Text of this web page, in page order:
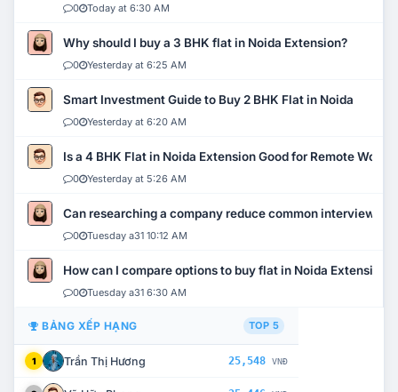
0 Today at 6:30 AM
Why should I buy a 3 BHK flat in Noida Extension?
0 Yesterday at 6:25 AM
Smart Investment Guide to Buy 2 BHK Flat in Noida
0 Yesterday at 6:20 AM
Is a 4 BHK Flat in Noida Extension Good for Remote Work?
0 Yesterday at 5:26 AM
Can researching a company reduce common interview
0 Tuesday a31 10:12 AM
How can I compare options to buy flat in Noida Extension?
0 Tuesday a31 6:30 AM
BẢNG XẾP HẠNG TOP 5
1 Trần Thị Hương 25,548 VNĐ